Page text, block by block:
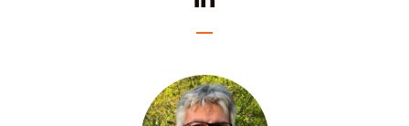
n
e
d